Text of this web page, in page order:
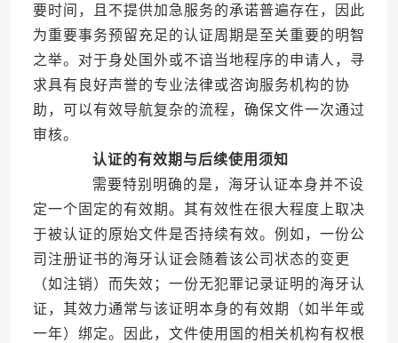
要时间，且不提供加急服务的承诺普遍存在，因此
为重要事务预留充足的认证周期是至关重要的明智
之举。对于身处国外或不谙当地程序的申请人，寻
求具有良好声誉的专业法律或咨询服务机构的协
助，可以有效导航复杂的流程，确保文件一次通过
审核。
认证的有效期与后续使用须知
需要特别明确的是，海牙认证本身并不设
定一个固定的有效期。其有效性在很大程度上取决
于被认证的原始文件是否持续有效。例如，一份公
司注册证书的海牙认证会随着该公司状态的变更
（如注销）而失效；一份无犯罪记录证明的海牙认
证，其效力通常与该证明本身的有效期（如半年或
一年）绑定。因此，文件使用国的相关机构有权根